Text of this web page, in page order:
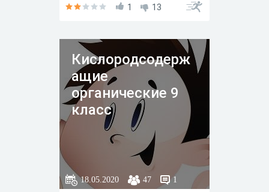
1 13
Кислородсодерж
ащие
органические 9
класс
18.05.2020 47 1